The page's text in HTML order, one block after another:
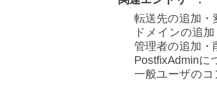
転送先の追加・
ドメインの追
管理者の追加・
PostfixAdminに
一般ユーザの